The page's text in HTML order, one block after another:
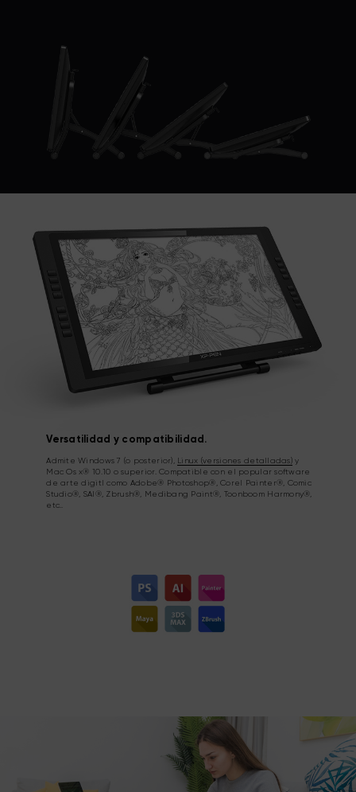
Versatilidad y compatibilidad.
Admite Windows 7 (o posterior), Linux (versiones detalladas) y
Mac Os x® 10.10 o superior. Compatible con el popular software
de arte digitl como Adobe® Photoshop®, Corel Painter®, Comic
Studio®, SAI®, Zbrush®, Medibang Paint®, Toonboom Harmony®,
etc..